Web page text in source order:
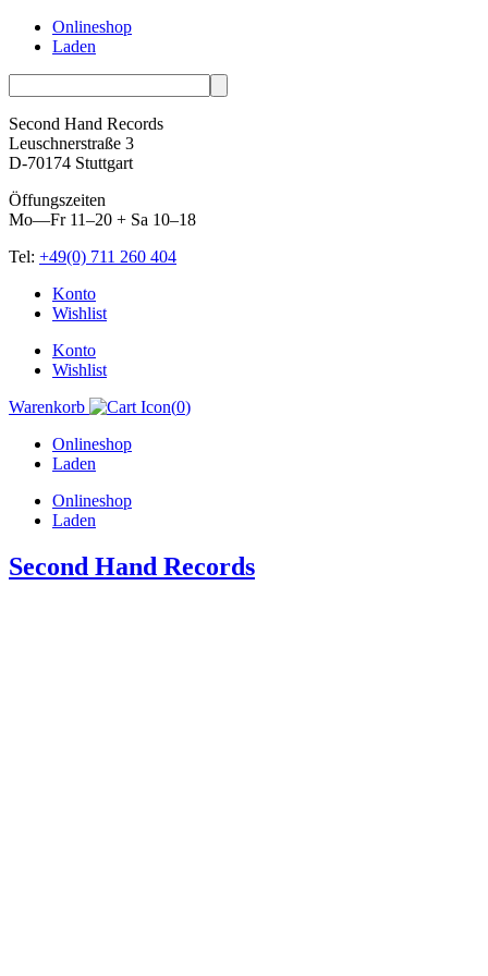
Onlineshop
Laden
Second Hand Records
Leuschnerstraße 3
D-70174 Stuttgart
Öffungszeiten
Mo—Fr 11–20 + Sa 10–18
Tel: +49(0) 711 260 404
Skip
Konto
Wishlist
Konto
Wishlist
Warenkorb
(0)
Onlineshop
Laden
Onlineshop
Laden
Second Hand Records